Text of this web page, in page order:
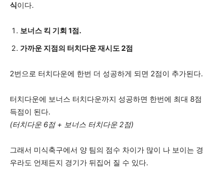
식이다.
보너스 킥 기회 1점.
가까운 지점의 터치다운 재시도 2점
2번으로 터치다운에 한번 더 성공하게 되면 2점이 추가된다.
터치다운에 보너스 터치다운까지 성공하면 한번에 최대 8점
득점이 된다.
(터치다운 6점 + 보너스 터치다운 2점)
그래서 미식축구에서 양 팀의 점수 차이가 많이 나 보이는 경
우라도 언제든지 경기가 뒤집어 질 수 있다.